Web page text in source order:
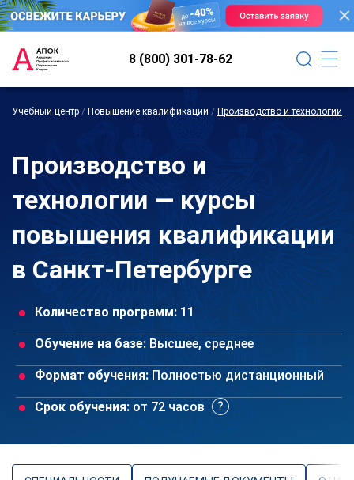
8 (800) 301-78-62
Учебный центр / Повышение квалификации / Производство и технологии
Производство и
технологии — курсы
повышения квалификации
в Санкт-Петербурге
Количество программ: 11
Обучение на базе: Высшее, среднее
Формат обучения: Полностью дистанционный
Срок обучения: от 72 часов